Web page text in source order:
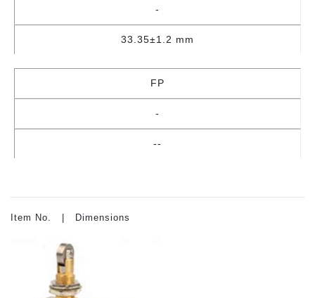
-
33.35±1.2 mm
FP
-
--
Item No. | Dimensions